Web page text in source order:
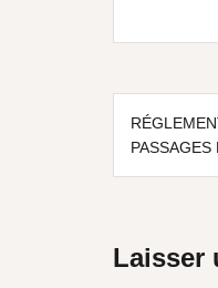
PASSAGES
Laisser